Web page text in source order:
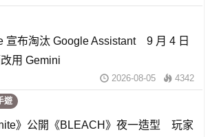
宣布淘汰 Google Assistant 9 月 4 日
用 Gemini
2026-08-05 4342
遊
》公開《BLEACH》夜一造型 玩家